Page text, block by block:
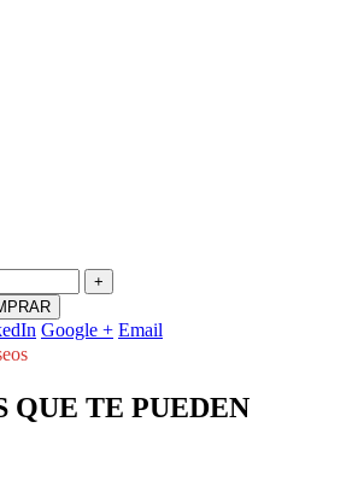
+
Google + Email
QUE TE PUEDEN